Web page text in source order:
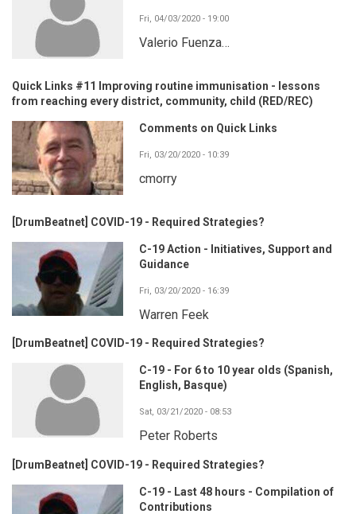
Fri, 04/03/2020 - 19:00
Valerio Fuenza…
Quick Links #11 Improving routine immunisation - lessons
from reaching every district, community, child (RED/REC)
Comments on Quick Links
Fri, 03/20/2020 - 10:39
cmorry
[DrumBeatnet] COVID-19 - Required Strategies?
C-19 Action - Initiatives, Support and
Guidance
Fri, 03/20/2020 - 16:39
Warren Feek
[DrumBeatnet] COVID-19 - Required Strategies?
C-19 - For 6 to 10 year olds (Spanish,
English, Basque)
Sat, 03/21/2020 - 08:53
Peter Roberts
[DrumBeatnet] COVID-19 - Required Strategies?
C-19 - Last 48 hours - Compilation of
Contributions